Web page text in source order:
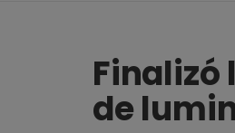
Finalizó
de